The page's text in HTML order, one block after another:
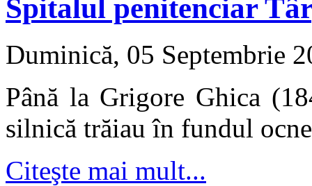
Spitalul penitenciar
Duminică, 05 Septembrie
Până la Grigore Ghica
silnică trăiau în fundul
Citeşte mai mult...